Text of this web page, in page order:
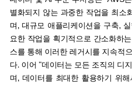
별화되지 않는 과중한 작업을 최소
며, 대규모 애플리케이션을 구축,
요한 작업을 획기적으로 간소화하
스를 통해 이러한 레거시를 지속적
다. 이어 "데이터는 모든 조직의 디
며, 데이터를 최대한 활용하기 위